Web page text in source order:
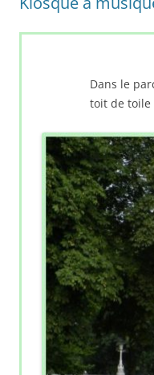
Dans le
toit de toile